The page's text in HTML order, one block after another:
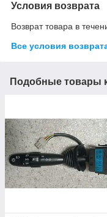
Условия возврата
Возврат товара в
Все условия
Подобные товары